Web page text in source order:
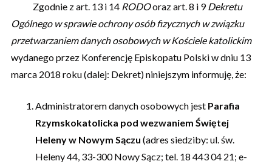
Zgodnie z art. 13 i 14 RODOoraz art. 8 i 9Dekretu
Ogólnego w sprawie ochrony osób fizycznych w związku
przetwarzaniem danych osobowych w Kościele katolickim
wydanego przez Konferencję Episkopatu Polski w dniu 13
marca 2018 roku (dalej: Dekret) niniejszym informuję, że:
Administratorem danych osobowych jest Parafia
Rzymskokatolicka pod wezwaniem Świętej
Heleny w Nowym Sączu (adres siedziby: ul. św.
Heleny 44, 33-300 Nowy Sącz; tel. 18 443 04 21; e-